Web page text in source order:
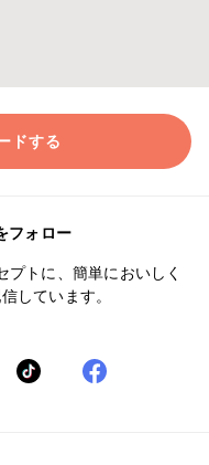
ドする
フォロー
プトに、簡単においしく
しています。